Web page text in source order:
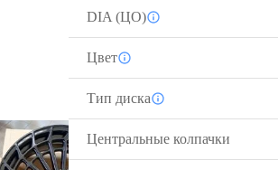
DIA (ЦО)
Цвет
Тип диска
Центральные колпачки